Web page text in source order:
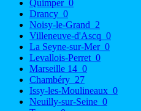
Quimper 0
Drancy 0
Noisy-le-Grand 2
Villeneuve-d'Ascq 0
La Seyne-sur-Mer 0
Levallois-Perret 0
Marseille 14 0
Chambéry 27
Issy-les-Moulineaux 0
Neuilly-sur-Seine 0